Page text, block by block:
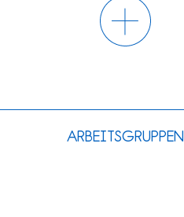
ARBEITSGRUPPEN